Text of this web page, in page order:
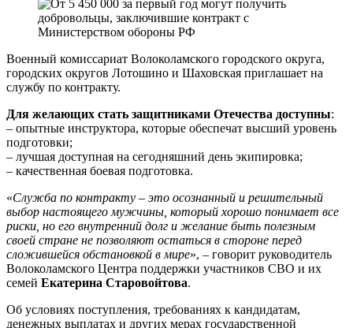
Военный комиссариат Волоколамского городского округа,
городских округов Лотошино и Шаховская приглашает на
службу по контракту.
Для желающих стать защитниками Отечества доступны:
– опытные инструктора, которые обеспечат высший уровень
подготовки;
– лучшая доступная на сегодняшний день экипировка;
– качественная боевая подготовка.
«Служба по контракту – это осознанный и решительный
выбор настоящего мужчины, который хорошо понимает все
риски, но его внутренний долг и желание быть полезным
своей стране не позволяют остаться в стороне перед
сложившейся обстановкой в мире», – говорит руководитель
Волоколамского Центра поддержки участников СВО и их
семей Екатерина Старовойтова.
Об условиях поступления, требованиях к кандидатам,
денежных выплатах и других мерах государственной